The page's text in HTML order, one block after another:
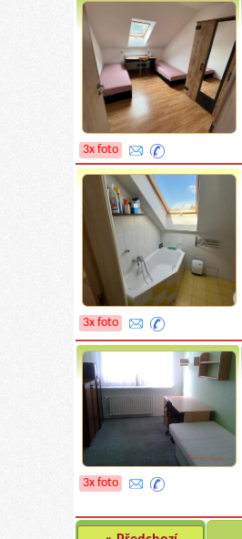
3x foto
3x foto
3x foto